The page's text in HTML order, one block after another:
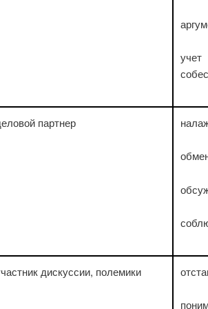
партнер
дискуссии, полемики